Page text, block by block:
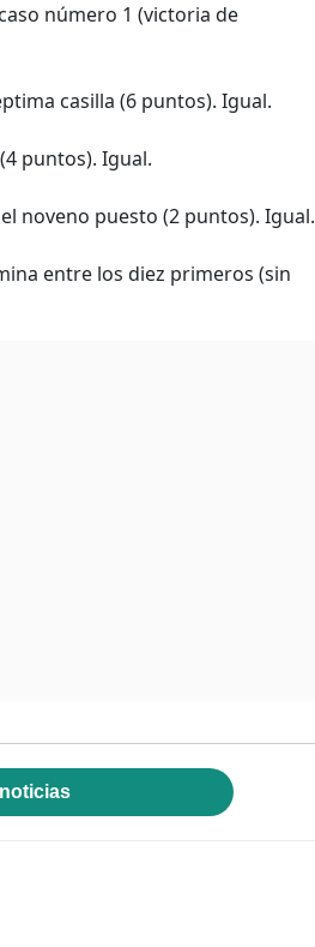
número 1 (victoria de
casilla (6 puntos). Igual.
puntos). Igual.
noveno puesto (2 puntos). Igual.
entre los diez primeros (sin